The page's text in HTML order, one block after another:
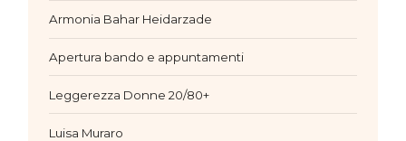
Armonia Bahar Heidarzade
Apertura bando e appuntamenti
Leggerezza Donne 20/80+
Luisa Muraro